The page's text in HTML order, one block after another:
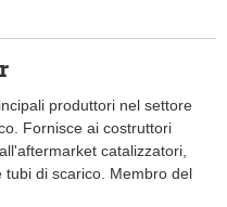
produttori nel settore
Fornisce ai costruttori
catalizzatori,
tubi di scarico. Membro del